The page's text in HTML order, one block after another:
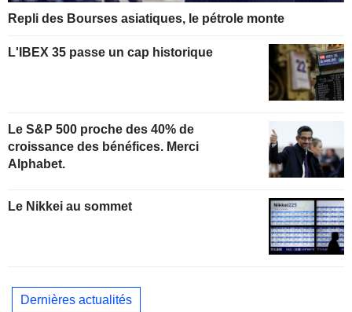
Repli des Bourses asiatiques, le pétrole monte
L'IBEX 35 passe un cap historique
Le S&P 500 proche des 40% de
croissance des bénéfices. Merci
Alphabet.
Le Nikkei au sommet
Dernières actualités